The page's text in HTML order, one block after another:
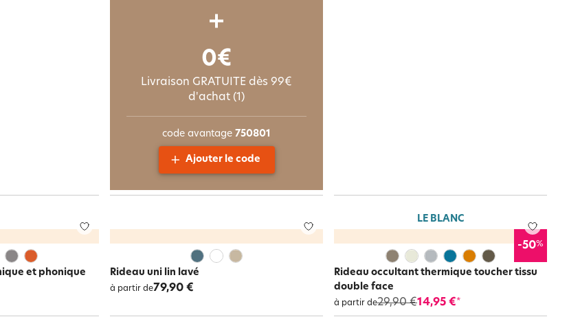
et phonique
Rideau uni lin lavé
à partir de79,90 €
LE BLANC
-50%
Rideau occultant thermique toucher tissu
double face
à partir de29,90 €14,95 €*
0€
Livraison GRATUITE dès 99€
d'achat (1)
code avantage 750801
Ajouter le code